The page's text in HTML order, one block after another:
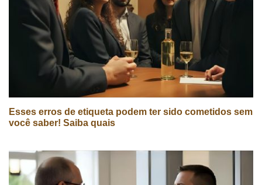
Esses erros de etiqueta podem ter sido cometidos sem
você saber! Saiba quais